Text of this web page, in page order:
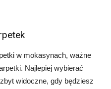
w mokasynach, ważne
Najlepiej wybierać
widoczne, gdy będziesz